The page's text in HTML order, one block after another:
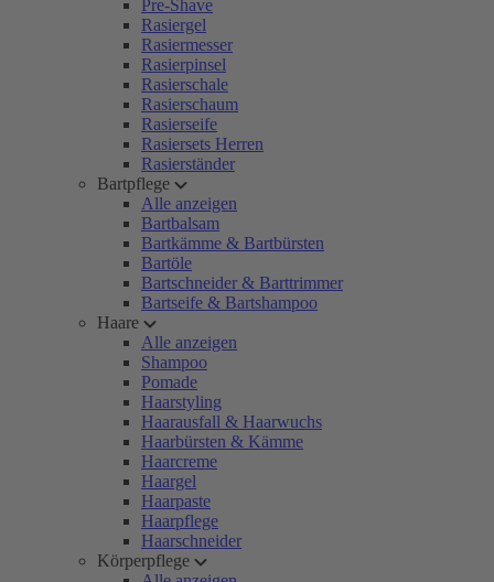
Pre-Shave
Rasiergel
Rasiermesser
Rasierpinsel
Rasierschale
Rasierschaum
Rasierseife
Rasiersets Herren
Rasierständer
Bartpflege
Alle anzeigen
Bartbalsam
Bartkämme & Bartbürsten
Bartöle
Bartschneider & Barttrimmer
Bartseife & Bartshampoo
Haare
Alle anzeigen
Shampoo
Pomade
Haarstyling
Haarausfall & Haarwuchs
Haarbürsten & Kämme
Haarcreme
Haargel
Haarpaste
Haarpflege
Haarschneider
Körperpflege